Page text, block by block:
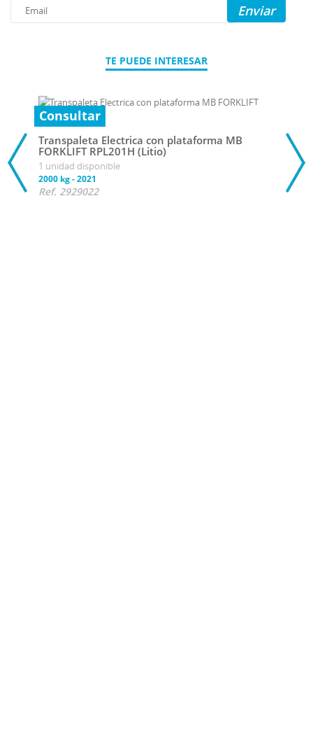
Enviar
TE PUEDE INTERESAR
Consultar
Transpaleta Electrica con plataforma MB
FORKLIFT RPL201H (Litio)
1 unidad disponible
2000 kg-2021
Ref. 2929022